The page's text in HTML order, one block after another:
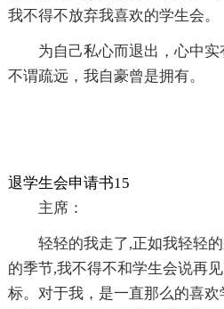
我不得不放弃我喜欢的学生会。
为自己私心而退出，心中实
不谓疏远，我自豪曾是拥有。
退学生会申请书15
主席：
轻轻的我走了,正如我轻轻
的季节,我不得不和学生会说再
标。对于我，是一直那么的喜